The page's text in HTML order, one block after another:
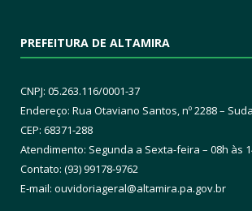
PREFEITURA DE ALTAMIRA
CNPJ: 05.263.116/0001-37
Endereço: Rua Otaviano Santos, nº 2288 –
CEP: 68371-288
Atendimento: Segunda a Sexta-feira – 08h às
Contato: (93) 99178-9762
E-mail: ouvidoriageral@altamira.pa.gov.br